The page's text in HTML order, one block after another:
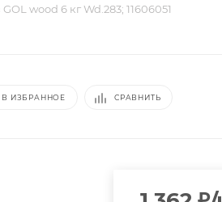
wood 6 кг Wd.283; 11606051
В ИЗБРАННОЕ СРАВНИТЬ